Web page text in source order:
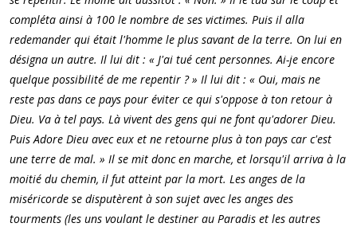
compléta ainsi à 100 le nombre de ses victimes. Puis il alla
redemander qui était l'homme le plus savant de la terre. On lui en
désigna un autre. Il lui dit : « J'ai tué cent personnes. Ai-je encore
quelque possibilité de me repentir ? » Il lui dit : « Oui, mais ne
reste pas dans ce pays pour éviter ce qui s'oppose à ton retour à
Dieu. Va à tel pays. Là vivent des gens qui ne font qu'adorer Dieu.
Puis Adore Dieu avec eux et ne retourne plus à ton pays car c'est
une terre de mal. » Il se mit donc en marche, et lorsqu'il arriva à la
moitié du chemin, il fut atteint par la mort. Les anges de la
miséricorde se disputèrent à son sujet avec les anges des
tourments (les uns voulant le destiner au Paradis et les autres